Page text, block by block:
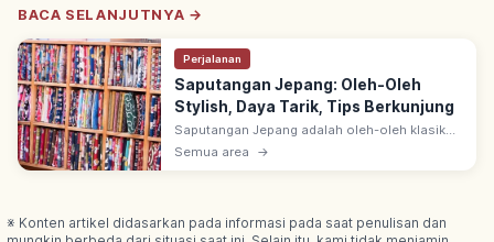
BACA SELANJUTNYA →
Perjalanan
Saputangan Jepang: Oleh-Oleh
Stylish, Daya Tarik, Tips Berkunjung
Saputangan Jepang adalah oleh-oleh klasik
yang praktis & stylish. Ada bahan handuk
Semua area →
※ Konten artikel didasarkan pada informasi pada saat penulisan dan